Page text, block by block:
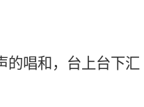
的唱和，台上台下汇